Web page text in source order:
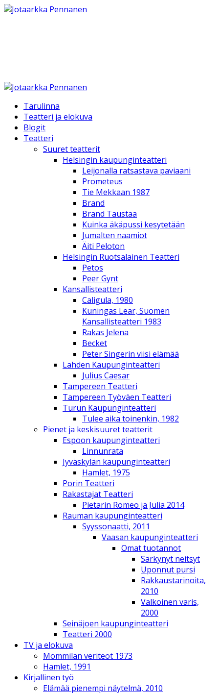
Tarulinna
Teatteri ja elokuva
Blogit
Teatteri
Suuret teatterit
Helsingin kaupunginteatteri
Leijonalla ratsastava paviaani
Prometeus
Tie Mekkaan 1987
Brand
Brand Taustaa
Kuinka äkäpussi kesytetään
Jumalten naamiot
Äiti Peloton
Helsingin Ruotsalainen Teatteri
Petos
Peer Gynt
Kansallisteatteri
Caligula, 1980
Kuningas Lear, Suomen
Kansallisteatteri 1983
Rakas Jelena
Becket
Peter Singerin viisi elämää
Lahden Kaupunginteatteri
Julius Caesar
Tampereen Teatteri
Tampereen Työväen Teatteri
Turun Kaupunginteatteri
Tulee aika toinenkin, 1982
Pienet ja keskisuuret teatterit
Espoon kaupunginteatteri
Linnunrata
Jyväskylän kaupunginteatteri
Hamlet, 1975
Porin Teatteri
Rakastajat Teatteri
Pietarin Romeo ja Julia 2014
Rauman kaupunginteatteri
Syyssonaatti, 2011
Vaasan kaupunginteatteri
Omat tuotannot
Särkynyt neitsyt
Uponnut pursi
Rakkaustarinoita,
2010
Valkoinen varis,
2000
Seinäjoen kaupunginteatteri
Teatteri 2000
TV ja elokuva
Mommilan veriteot 1973
Hamlet, 1991
Kirjallinen työ
Elämää pienempi näytelmä, 2010